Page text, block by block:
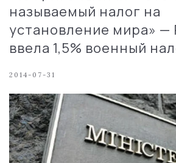
называемый налог на
установление мира» —
ввела 1,5% военный
2014-07-31